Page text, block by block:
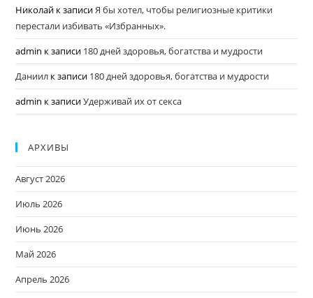
Николай к записи Я бы хотел, чтобы религиозные критики
перестали избивать «Избранных».
admin к записи 180 дней здоровья, богатства и мудрости
Даниил к записи 180 дней здоровья, богатства и мудрости
admin к записиУдерживай их от секса
АРХИВЫ
Август 2026
Июль 2026
Июнь 2026
Май 2026
Апрель 2026